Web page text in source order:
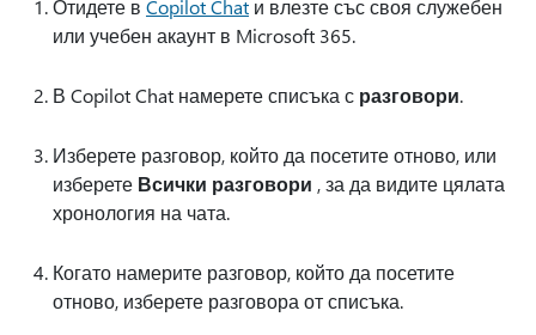
Отидете в Copilot Chat и влезте със своя служебен
или учебен акаунт в Microsoft 365.
В Copilot Chat намерете списъка с разговори.
Изберете разговор, който да посетите отново, или
изберете Всички разговори , за да видите цялата
хронология на чата.
Когато намерите разговор, който да посетите
отново, изберете разговора от списъка.